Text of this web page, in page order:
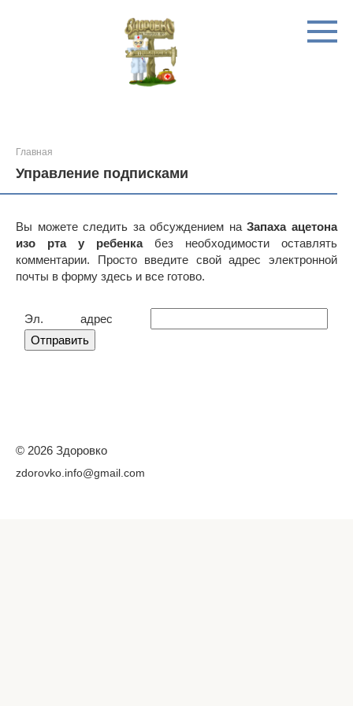
Главная
Управление подписками
Вы можете следить за обсуждением наЗапаха ацетона
изо рта у ребенкабез необходимости оставлять
комментарии. Просто введите свой адрес электронной
почты в форму здесь и все готово.
Эл. адрес
© 2026 Здоровко
zdorovko.info@gmail.com